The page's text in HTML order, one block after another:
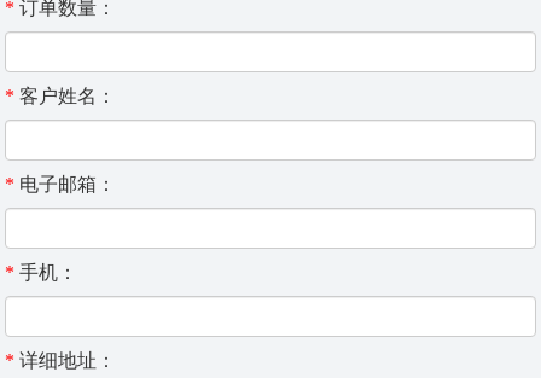
* 订单数量：
* 客户姓名：
* 电子邮箱：
* 手机：
* 详细地址：